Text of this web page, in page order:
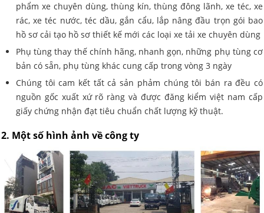
phẩm xe chuyên dùng, thùng kín, thùng đông lãnh, xe téc, xe
rác, xe téc nước, téc dầu, gắn cẩu, lắp nâng đầu trọn gói bao
hồ sơ cải tạo hồ sơ thiết kế mới các loại xe tải xe chuyên dùng
Phụ tùng thay thế chính hãng, nhanh gọn, những phụ tùng cơ
bản có sẵn, phụ tùng khác cung cấp trong vòng 3 ngày
Chúng tôi cam kết tất cả sản phảm chúng tôi bán ra đều có
nguồn gốc xuất xứ rõ ràng và được đăng kiểm việt nam cấp
giấy chứng nhận đạt tiêu chuẩn chất lượng kỹ thuật.
2. Một số hình ảnh về công ty